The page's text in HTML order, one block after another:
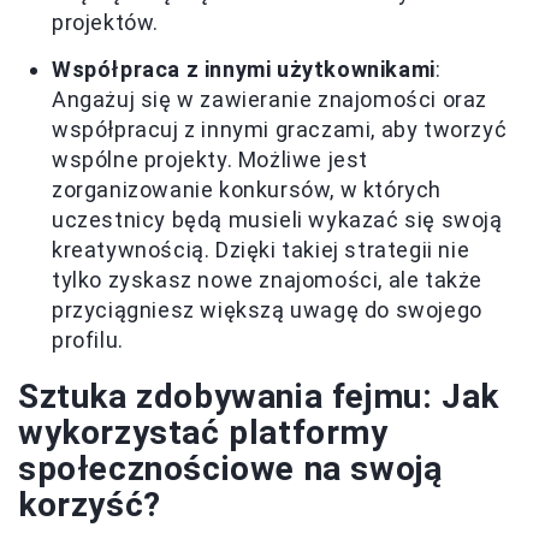
projektów.
Współpraca z innymi użytkownikami:
Angażuj się w zawieranie znajomości oraz
współpracuj z innymi graczami, aby tworzyć
wspólne projekty. Możliwe jest
zorganizowanie konkursów, w których
uczestnicy będą musieli wykazać się swoją
kreatywnością. Dzięki takiej strategii nie
tylko zyskasz nowe znajomości, ale także
przyciągniesz większą uwagę do swojego
profilu.
Sztuka zdobywania fejmu: Jak
wykorzystać platformy
społecznościowe na swoją
korzyść?